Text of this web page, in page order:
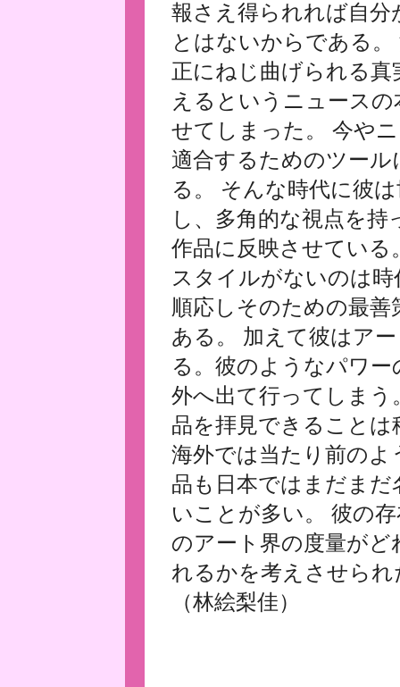
報さえ得られれば自
とはないからである
正にねじ曲げられる真
えるというニュース
せてしまった。 今や
適合するためのツー
る。 そんな時代に彼
し、多角的な視点を
作品に反映させている
スタイルがないのは
順応しそのための最
ある。 加えて彼はア
る。彼のようなパワ
外へ出て行ってしまう
品を拝見できること
海外では当たり前の
品も日本ではまだま
いことが多い。 彼の
のアート界の度量が
れるかを考えさせられ
（林絵梨佳）